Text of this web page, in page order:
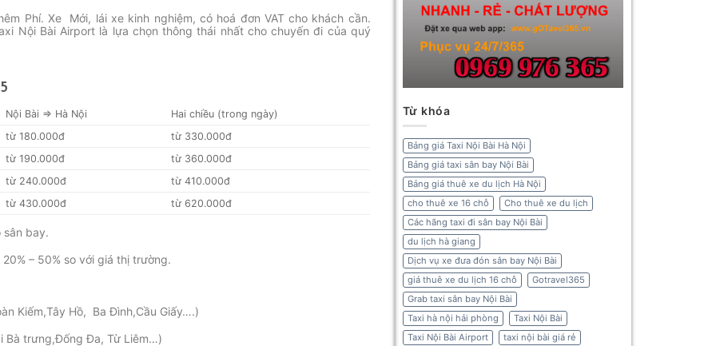
Phí. Xe Mới, lái xe kinh nghiệm, có hoá đơn VAT cho khách cần.
Nội Bài Airport là lựa chọn thông thái nhất cho chuyến đi của quý
Nội Bài => Hà Nội
Hai chiều (trong ngày)
từ 180.000đ
từ 330.000đ
từ 190.000đ
từ 360.000đ
từ 240.000đ
từ 410.000đ
từ 430.000đ từ 620.000đ
sân bay.
– 50% so với giá thị trường.
Kiếm,Tây Hồ, Ba Đình,Cầu Giấy….)
Bà trưng,Đống Đa, Từ Liêm…)
Từ khóa
Bảng giá Taxi Nội Bài Hà Nội
Bảng giá taxi sân bay Nội Bài
Bảng giá thuê xe du lịch Hà Nội
cho thuê xe 16 chỗ
Cho thuê xe du lịch
Các hãng taxi đi sân bay Nội Bài
du lịch hà giang
Dịch vụ xe đưa đón sân bay Nội Bài
giá thuê xe du lịch 16 chỗ
Gotravel365
Grab taxi sân bay Nội Bài
Taxi hà nội hải phòng
Taxi Nội Bài
Taxi Nội Bài Airport
taxi nội bài giá rẻ